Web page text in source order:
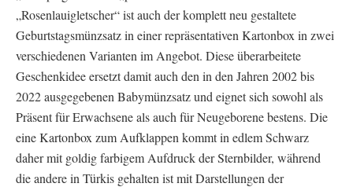
„Rosenlauigletscher“ ist auch der komplett neu gestaltete
Geburtstagsmünzsatz in einer repräsentativen Kartonbox in zwei
verschiedenen Varianten im Angebot. Diese überarbeitete
Geschenkidee ersetzt damit auch den in den Jahren 2002 bis
2022 ausgegebenen Babymünzsatz und eignet sich sowohl als
Präsent für Erwachsene als auch für Neugeborene bestens. Die
eine Kartonbox zum Aufklappen kommt in edlem Schwarz
daher mit goldig farbigem Aufdruck der Sternbilder, während
die andere in Türkis gehalten ist mit Darstellungen der